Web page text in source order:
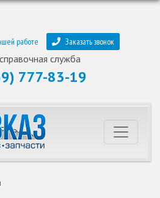
работе Заказать звонок
служба
777-83-19